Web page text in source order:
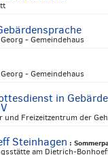
- Gemeindehaus
- Gemeindehaus
in
und Freizeitzentrum der
Steinhagen :
am Dietrich-